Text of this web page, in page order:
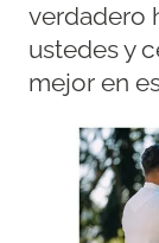
verdadero
ustedes y
mejor en